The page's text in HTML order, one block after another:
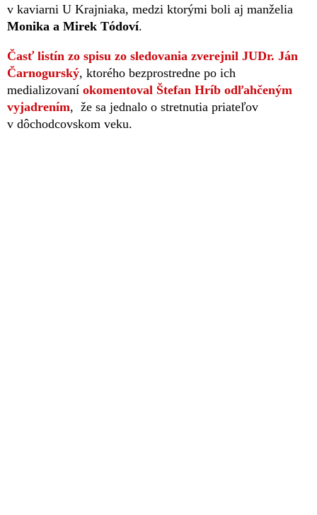
v kaviarni U Krajniaka, medzi ktorými boli aj manželia
Monika a Mirek Tódoví.
Časť listín zo spisu zo sledovania zverejnil JUDr. Ján
Čarnogurský, ktorého bezprostredne po ich
medializovaní okomentoval Štefan Hríb odľahčeným
vyjadrením, že sa jednalo o stretnutia priateľov
v dôchodcovskom veku.